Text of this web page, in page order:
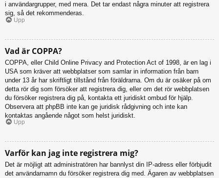
i användargrupper, med mera. Det tar endast några minuter att registrera
sig, så det rekommenderas.
Upp
Vad är COPPA?
COPPA, eller Child Online Privacy and Protection Act of 1998, är en lag i
USA som kräver att webbplatser som samlar in information från barn
under 13 år har skriftligt tillstånd från föräldrarna. Om du är osäker på om
detta rör dig som försöker att registrera dig, eller om det rör webbplatsen
du försöker registrera dig på, kontakta ett juridiskt ombud för hjälp.
Observera att phpBB inte kan ge juridisk rådgivning och inte kan
kontaktas angående något som helst juridiskt.
Upp
Varför kan jag inte registrera mig?
Det är möjligt att administratören har bannlyst din IP-adress eller förbjudit
det användarnamn du försöker registrera dig med. Ägaren av webbplatsen